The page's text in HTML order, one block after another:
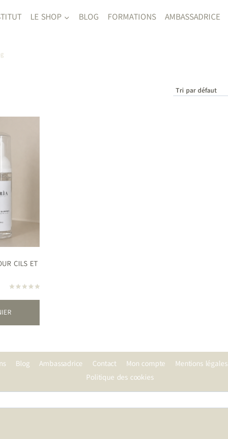
LE SHOP BLOG FORMATIONS AMBASSADRICE
CILS ET
5.00
Blog Ambassadrice Contact Mon compte Mentions légales
Politique des cookies